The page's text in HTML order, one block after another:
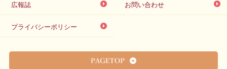
広報誌 お問い合わせ
プライバシーポリシー